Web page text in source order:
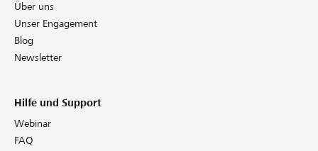
Über uns
Unser Engagement
Blog
Newsletter
Hilfe und Support
Webinar
FAQ